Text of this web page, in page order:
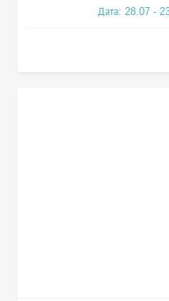
Дата: 28.07 -